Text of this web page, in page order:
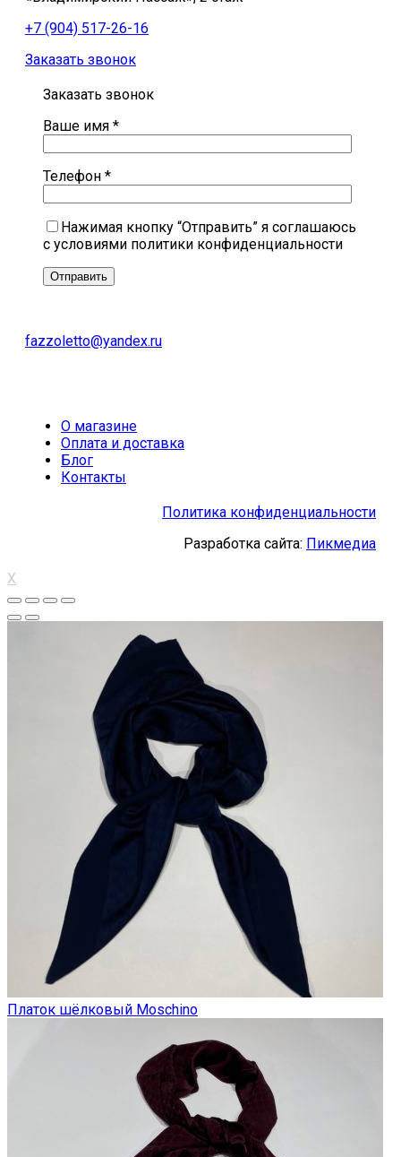
+7 (904) 517-26-16
Заказать звонок
Заказать звонок
Ваше имя *
Телефон *
Нажимая кнопку “Отправить” я соглашаюсь
с условиями политики конфиденциальности
fazzoletto@yandex.ru
О магазине
Оплата и доставка
Блог
Контакты
Политика конфиденциальности
Разработка сайта: Пикмедиа
X
Платок шёлковый Moschino